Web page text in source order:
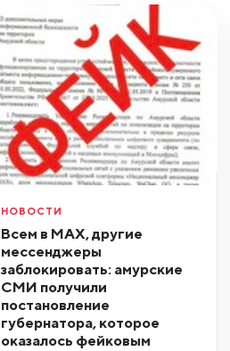
НОВОСТИ
Всем в МАХ, другие
мессенджеры
заблокировать: амурские
СМИ получили
постановление
губернатора, которое
оказалось фейковым